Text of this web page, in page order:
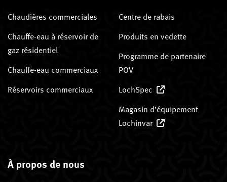
Chaudières commerciales
Chauffe-eau à réservoir de
gaz résidentiel
Chauffe-eau commerciaux
Réservoirs commerciaux
Centre de rabais
Produits en vedette
Programme de partenaire
POV
LochSpec
Magasin d’équipement
Lochinvar
À propos de nous